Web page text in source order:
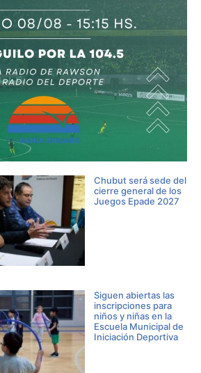
Chubut será sede del
cierre general de los
Juegos Epade 2027
Siguen abiertas las
inscripciones para
niños y niñas en la
Escuela Municipal de
Iniciación Deportiva